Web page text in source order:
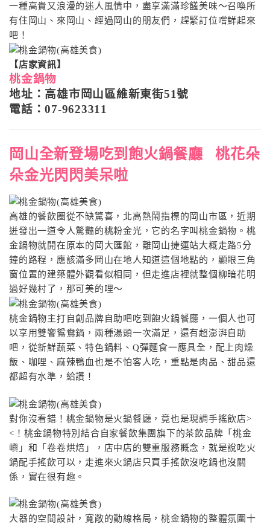
一種高貴又浪漫的迷人風情中，盡享滿滿珍饈美味〜召喚所
有住岡山、來岡山、經過岡山的朋友們，趕緊訂位嚐鮮起來
吧！
【店家資訊】
桃金鍋物
地址：高雄市岡山區維新東街51號
電話：07-9623311
岡山全新登場吃到飽火鍋餐廳 桃花朵
朵金光閃閃美呆啦
高雄的餐飲圈從不缺驚喜，北高熱鬧指標的岡山市區，近期
迸發出一道令人驚豔的桃粉金光，它的名字叫桃金鍋物。桃
金鍋物就開在原本的岡大匯館，離岡山捷運站大概走路5分
鐘的路程，應該滿多岡山在地人知道這個地點的，顯眼三角
窗位置的建築體外觀看似相同，但走進店裡就整個柳暗花明
過好幾村了，那可美的哩〜
桃金鍋物主打自創品牌自助吧吃到飽火鍋餐廳，一個人也可
以享用雙饗鴛鴦鍋，兩種湯頭一次滿足，還有超澎湃自助
吧，從新鮮蔬菜、特色鍋料、Q彈麵食一應具全，配上肉燥
飯、咖哩、麻辣鴨血也是不怕客人吃，重點是肉品、甜品還
都超有水準，給讚！
對你沒看錯！桃金鍋物是火鍋餐廳，竟也是現調手搖飲店>
<！桃金鍋物特別結合自家餐飲集團旗下的茶飲品牌「桃金
嶼」和「卷卷烘焙」，店中店的雙重服務概念，就是說吃火
鍋配手搖飲可以，走進來火鍋店只買手搖飲沒吃鍋也沒關
係，實在很有趣。
大器的空間設計，寬敞的動線格局，桃金鍋物的整體氛圍十